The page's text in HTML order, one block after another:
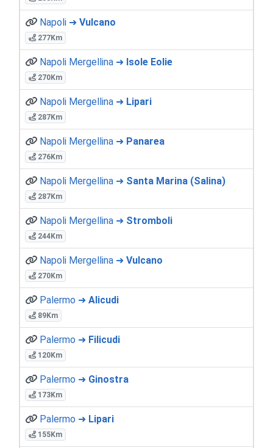
Napoli ➜ Vulcano
277Km
Napoli Mergellina ➜ Isole Eolie
270Km
Napoli Mergellina ➜ Lipari
287Km
Napoli Mergellina ➜ Panarea
276Km
Napoli Mergellina ➜ Santa Marina (Salina)
287Km
Napoli Mergellina ➜ Stromboli
244Km
Napoli Mergellina ➜ Vulcano
270Km
Palermo ➜ Alicudi
89Km
Palermo ➜ Filicudi
120Km
Palermo ➜ Ginostra
173Km
Palermo ➜ Lipari
155Km